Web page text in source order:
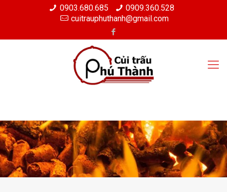
0903.680.685
0909.360.528
cuitrauphuthanh@gmail.com